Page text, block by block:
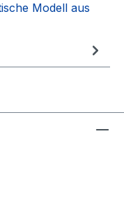
Modell aus